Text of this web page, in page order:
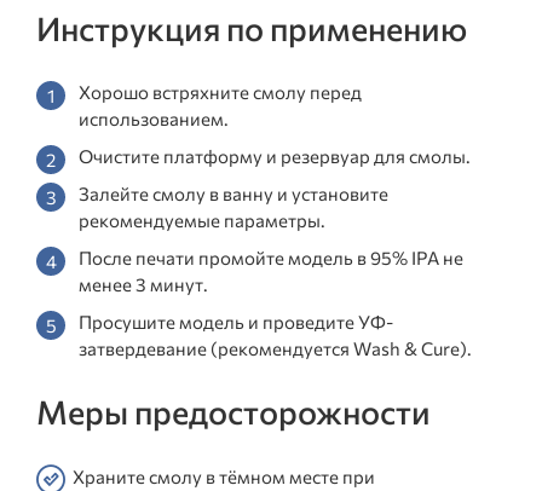
Инструкция по применению
Хорошо встряхните смолу перед
использованием.
Очистите платформу и резервуар для смолы.
Залейте смолу в ванну и установите
рекомендуемые параметры.
После печати промойте модель в 95% IPA не
менее 3 минут.
Просушите модель и проведите УФ-
затвердевание (рекомендуется Wash & Cure).
Меры предосторожности
Храните смолу в тёмном месте при